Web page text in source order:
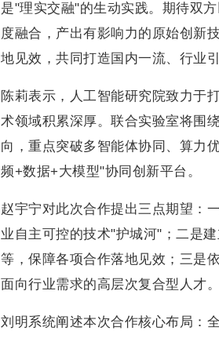
是"理实交融"的生动实践。期待双
度融合，产出有影响力的原始创新
地见效，共同打造国内一流、行业
陈莉表示，人工智能研究院致力于
术领域积累深厚。联合实验室将围
向，重点突破多智能体协同、算力
频+数据+大模型"协同创新平台。
赵宇宁对此次合作提出三点期望：
业自主可控的技术"护城河"；二是
等，保障各项合作落地见效；三是
面向行业需求的高层次复合型人才。
刘明系统阐述本次合作核心布局：